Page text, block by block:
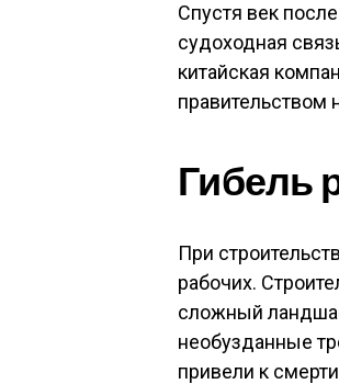
Спустя век
судоходная
китайская
правительством
Гибель
При
рабочих.
сложный
необузданные
привели к